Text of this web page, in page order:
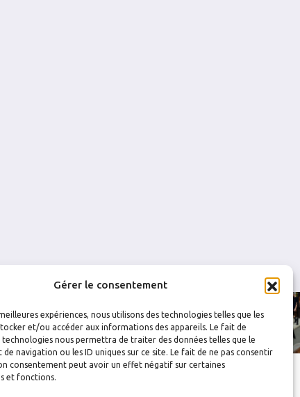
Gérer le consentement
expériences, nous utilisons des technologies telles que les
et/ou accéder aux informations des appareils. Le fait de
technologies nous permettra de traiter des données telles que le
navigation ou les ID uniques sur ce site. Le fait de ne pas consentir
consentement peut avoir un effet négatif sur certaines
et fonctions.